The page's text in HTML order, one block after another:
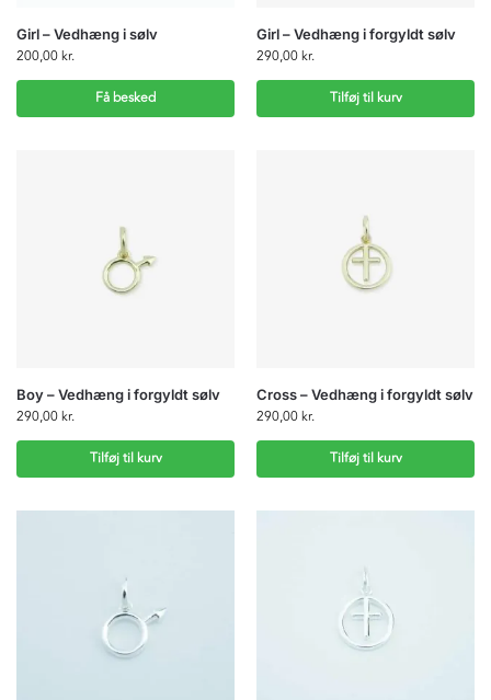
Girl – Vedhæng i sølv
200,00kr.
Få besked
Girl – Vedhæng i forgyldt sølv
290,00kr.
Tilføj til kurv
Boy – Vedhæng i forgyldt sølv
290,00kr.
Tilføj til kurv
Cross – Vedhæng i forgyldt sølv
290,00kr.
Tilføj til kurv